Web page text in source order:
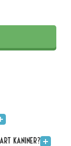
kaniner?